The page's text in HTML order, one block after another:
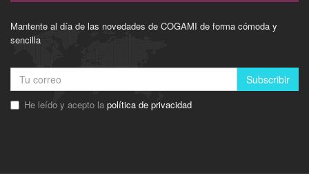
Mantente al día de las novedades de COGAMI de forma cómoda y
sencilla
Subscribir
He leído y acepto la política de privacidad